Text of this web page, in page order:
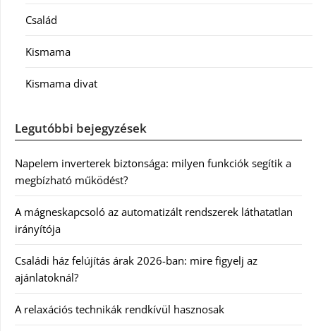
Család
Kismama
Kismama divat
Legutóbbi bejegyzések
Napelem inverterek biztonsága: milyen funkciók segítik a
megbízható működést?
A mágneskapcsoló az automatizált rendszerek láthatatlan
irányítója
Családi ház felújítás árak 2026-ban: mire figyelj az
ajánlatoknál?
A relaxációs technikák rendkívül hasznosak